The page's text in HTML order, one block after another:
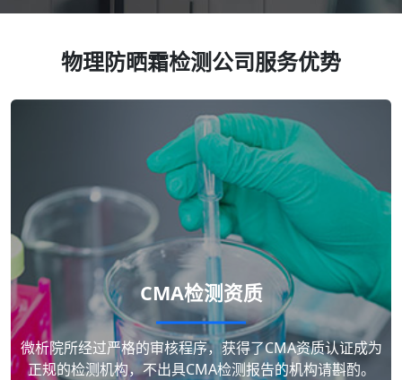
物理防晒霜检测公司服务优势
CMA检测资质
微析院所经过严格的审核程序，获得了CMA资质认证成为
正规的检测机构，不出具CMA检测报告的机构请斟酌。